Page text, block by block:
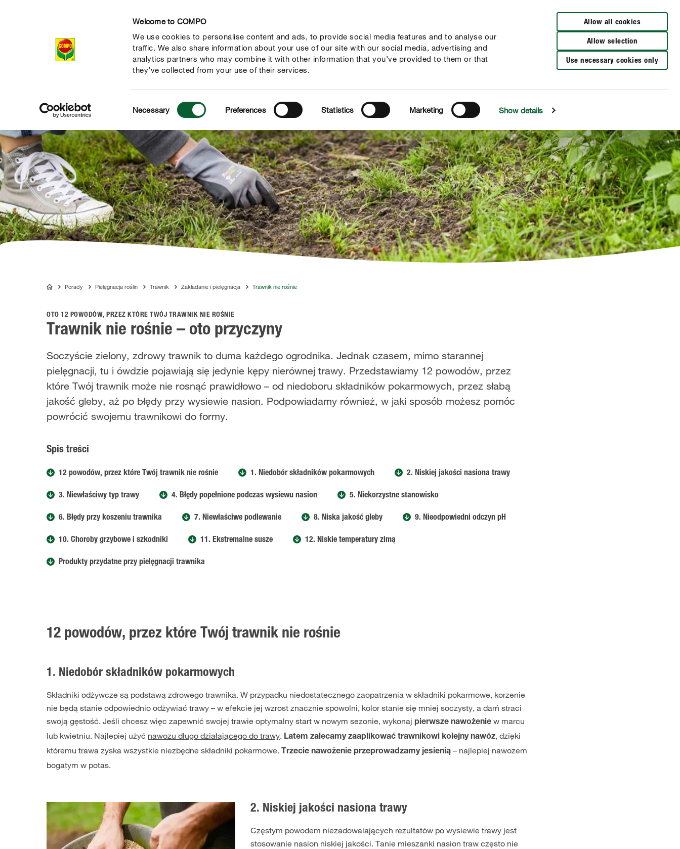
Welcome to COMPO
We use cookies to personalise content and ads, to provide social media features and to analyse our
traffic. We also share information about your use of our site with our social media, advertising and
analytics partners who may combine it with other information that you’ve provided to them or that
they’ve collected from your use of their services.
Selection
Necessary Preferences Statistics Marketing Show details
Allow all cookies
Allow selection
Use necessary cookies only
Produkty Porady Aktualne tematy Kontakt O nas
COMPOPorady Pielęgnacja roślin Trawnik Zakładanie i pielęgnacja Trawnik nie rośnie
OTO 12 POWODÓW, PRZEZ KTÓRE TWÓJ TRAWNIK NIE ROŚNIE
Trawnik nie rośnie – oto przyczyny
Soczyście zielony, zdrowy trawnik to duma każdego ogrodnika. Jednak czasem, mimo starannej
pielęgnacji, tu i ówdzie pojawiają się jedynie kępy nierównej trawy. Przedstawiamy 12 powodów, przez
które Twój trawnik może nie rosnąć prawidłowo – od niedoboru składników pokarmowych, przez słabą
jakość gleby, aż po błędy przy wysiewie nasion. Podpowiadamy również, w jaki sposób możesz pomóc
powrócić swojemu trawnikowi do formy.
Spis treści
12 powodów, przez które Twój trawnik nie rośnie 1. Niedobór składników pokarmowych 2. Niskiej jakości nasiona trawy
3. Niewłaściwy typ trawy 4. Błędy popełnione podczas wysiewu nasion 5. Niekorzystne stanowisko
6. Błędy przy koszeniu trawnika 7. Niewłaściwe podlewanie 8. Niska jakość gleby 9. Nieodpowiedni odczyn pH
10. Choroby grzybowe i szkodniki 11. Ekstremalne susze 12. Niskie temperatury zimą
Produkty przydatne przy pielęgnacji trawnika
12 powodów, przez które Twój trawnik nie rośnie
1. Niedobór składników pokarmowych
Składniki odżywcze są podstawą zdrowego trawnika. W przypadku niedostatecznego zaopatrzenia w składniki pokarmowe, korzenie
nie będą stanie odpowiednio odżywiać trawy – w efekcie jej wzrost znacznie spowolni, kolor stanie się mniej soczysty, a darń straci
swoją gęstość. Jeśli chcesz więc zapewnić swojej trawie optymalny start w nowym sezonie, wykonaj pierwsze nawożenie w marcu
lub kwietniu. Najlepiej użyć nawozu długo działającego do trawy. Latem zalecamy zaaplikować trawnikowi kolejny nawóz, dzięki
któremu trawa zyska wszystkie niezbędne składniki pokarmowe. Trzecie nawożenie przeprowadzamy jesienią – najlepiej nawozem
bogatym w potas.
2. Niskiej jakości nasiona trawy
Częstym powodem niezadowalających rezultatów po wysiewie trawy jest
stosowanie nasion niskiej jakości. Tanie mieszanki nasion traw często nie